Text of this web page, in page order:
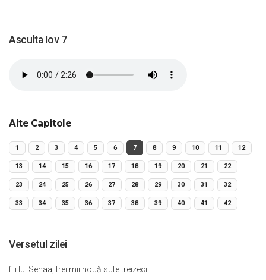
Asculta Iov 7
Alte Capitole
1 2 3 4 5 6 7 8 9 10 11 12
13 14 15 16 17 18 19 20 21 22
23 24 25 26 27 28 29 30 31 32
33 34 35 36 37 38 39 40 41 42
Versetul zilei
fiii lui Senaa, trei mii nouă sute treizeci.